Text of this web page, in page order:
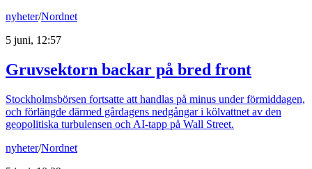
nyheter/Nordnet
5 juni, 12:57
Gruvsektorn backar på bred front
Stockholmsbörsen fortsatte att handlas på minus under förmiddagen,
och förlängde därmed gårdagens nedgångar i kölvattnet av den
geopolitiska turbulensen och AI-tapp på Wall Street.
nyheter/Nordnet